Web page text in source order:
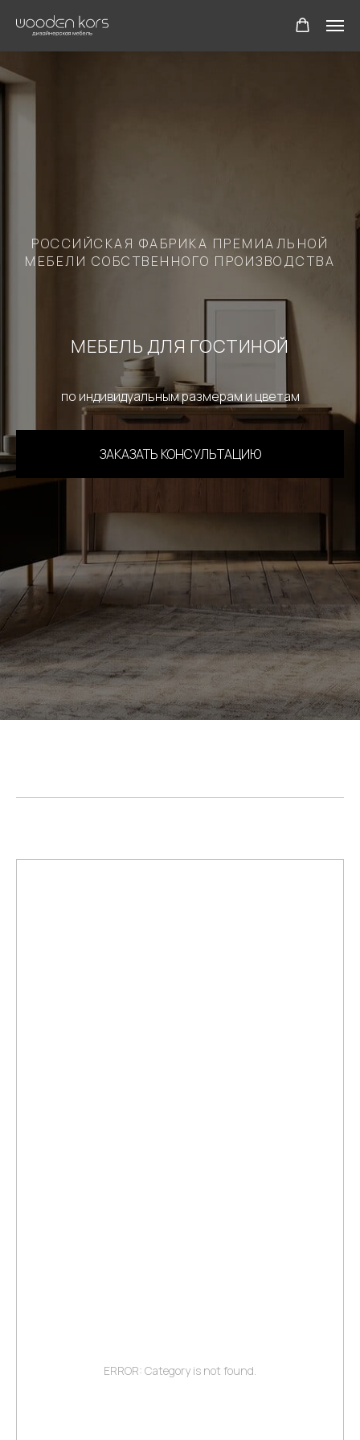
РОССИЙСКАЯ ФАБРИКА ПРЕМИАЛЬНОЙ
МЕБЕЛИ СОБСТВЕННОГО ПРОИЗВОДСТВА
МЕБЕЛЬ ДЛЯ ГОСТИНОЙ
по индивидуальным размерам и цветам
ЗАКАЗАТЬ КОНСУЛЬТАЦИЮ
ERROR: Category is not found.